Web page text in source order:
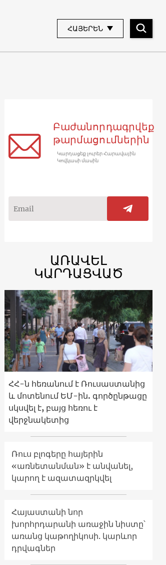
ՀԱՅԵՐԵՆ
Բաժանորդագրվեք
թարմացումներին
Կարդացեք լուրեր Հարավային
Կովկասի մասին
ԱՌԱՎԵԼ
ԿԱՐԴԱՑՎԱԾ
ՀՀ-ն հեռանում է Ռուսաստանից
և մոտենում ԵՄ-ին. գործընթացը
սկսվել է, բայց հեռու է
վերջնակետից
Ռուս բլոգերը հայերին
«առնետանման» է անվանել,
կարող է ազատազրկվել
Հայաստանի նոր
խորհրդարանի առաջին նիստը՝
առանց կաթողիկոսի. կարևոր
դրվագներ